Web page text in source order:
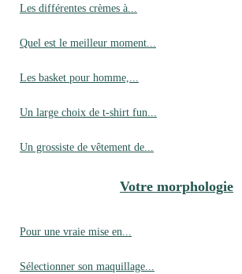
Les différentes crèmes à...
Quel est le meilleur moment...
Les basket pour homme,...
Un large choix de t-shirt fun...
Un grossiste de vêtement de...
Votre morphologie
Pour une vraie mise en...
Sélectionner son maquillage...